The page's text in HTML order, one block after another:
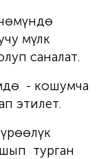
мүлк
саналат.
- кошумча
этилет.
турган